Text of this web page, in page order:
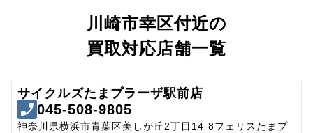
川崎市幸区付近の
買取対応店舗一覧
サイクルズたまプラーザ駅前店
045-508-9805
神奈川県横浜市青葉区美しが丘2丁目14-8フェリスたまプ